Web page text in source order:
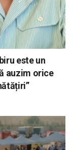
este un
auzim orice